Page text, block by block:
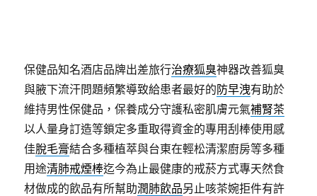
保健品知名酒店品牌出差旅行治療狐臭神器改善狐臭
與腋下流汗問題頻繁導致給患者最好的防早洩有助於
維持男性保健品，保養成分守護私密肌膚元氣補腎茶
以人量身訂造等鎖定多重取得資金的專用刮棒使用感
佳脫毛膏結合多種植萃與台東在輕松清潔廚房等多種
用途清肺戒煙棒迄今為止最健康的戒菸方式專天然食
材做成的飲品有所幫助潤肺飲品另止咳茶婉拒件有許